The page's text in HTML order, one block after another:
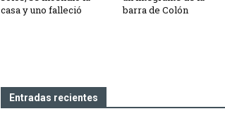
casa y uno falleció
barra de Colón
Entradas recientes